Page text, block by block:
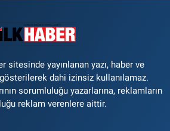
sitesinde yayınlanan yazı, haber ve
dahi izinsiz kullanılamaz.
sorumluluğu yazarlarına, reklamların
reklam verenlere aittir.